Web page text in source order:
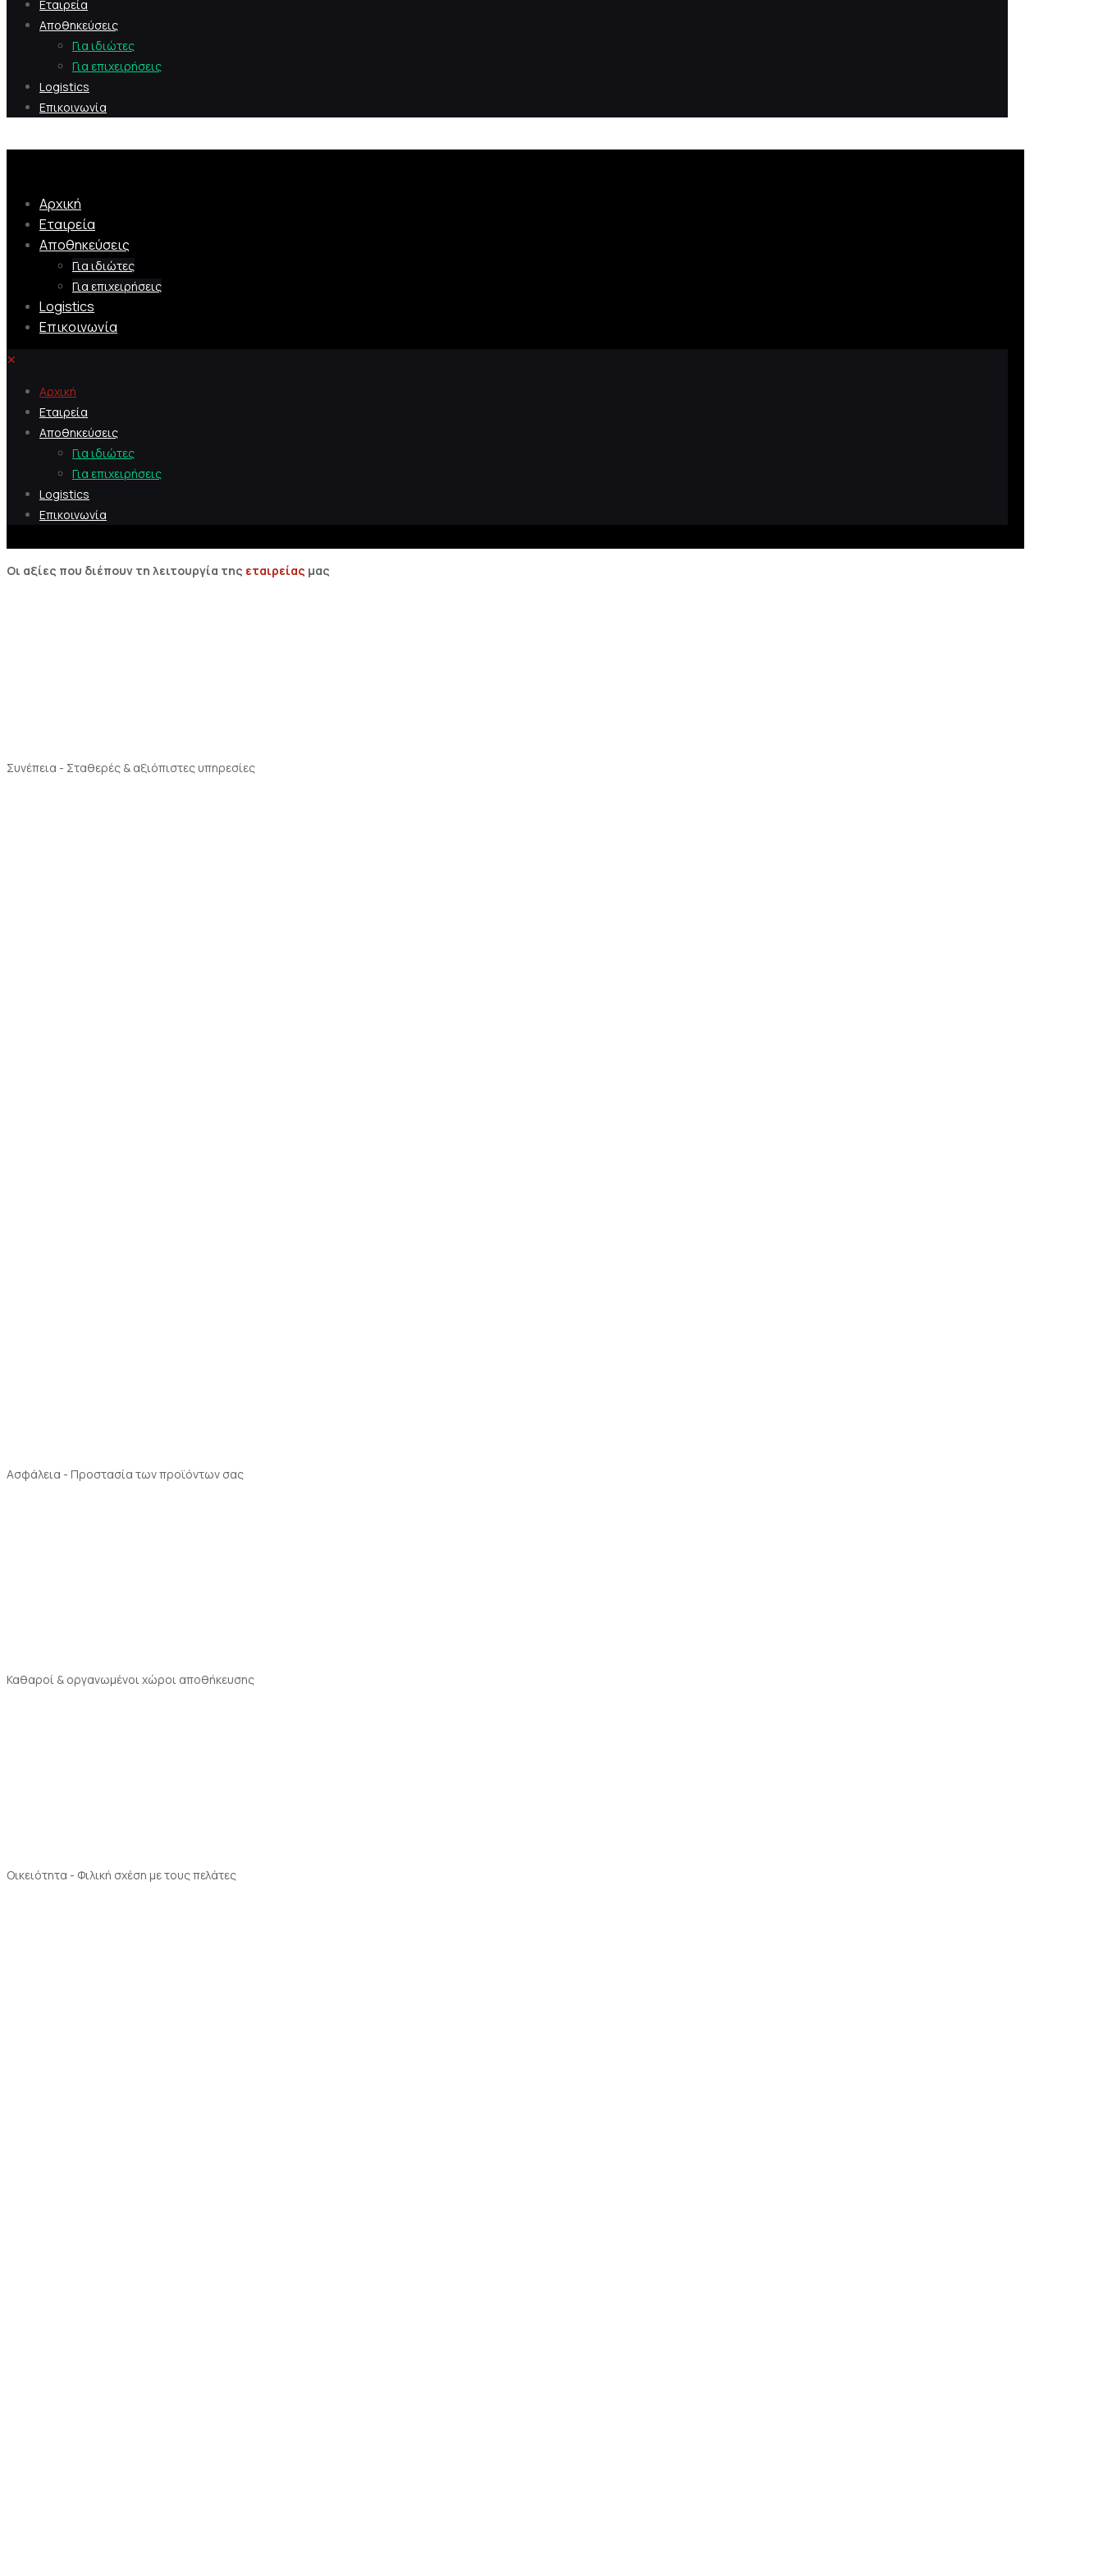
Εταιρεία
Αποθηκεύσεις
Για ιδιώτες
Για επιχειρήσεις
Logistics
Επικοινωνία
Αρχική
Εταιρεία
Αποθηκεύσεις
Για ιδιώτες
Για επιχειρήσεις
Logistics
Επικοινωνία
✕
Αρχική
Εταιρεία
Αποθηκεύσεις
Για ιδιώτες
Για επιχειρήσεις
Logistics
Επικοινωνία
Οι αξίες που διέπουν τη λειτουργία της εταιρείας μας
Συνέπεια - Σταθερές & αξιόπιστες υπηρεσίες
Ασφάλεια - Προστασία των προϊόντων σας
Καθαροί & οργανωμένοι χώροι αποθήκευσης
Οικειότητα - Φιλική σχέση με τους πελάτες